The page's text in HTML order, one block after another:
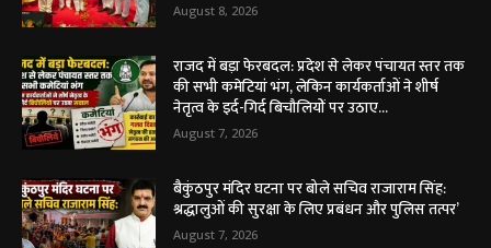
August 8, 2026
राजद में बड़ा फेरबदल: प्रदेश से लेकर पंचायत स्तर तक
की सभी कमेटियां भंग, लेकिन कार्यकर्ताओं ने शीर्ष
नेतृत्व के इर्द-गिर्द बिचौलियों पर उठाए...
August 7, 2026
बैकुंठपुर मंदिर घटना पर बोले सचिव राजाराम सिंह:
श्रद्धालुओं की सुरक्षा के लिए प्रबंधन और पुलिस तत्पर’
August 7, 2026